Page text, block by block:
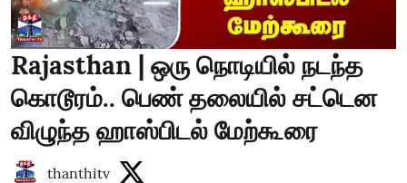
Rajasthan | ஒரு நொடியில் நடந்த
கொடூரம்.. பெண் தலையில் சட்டென
விழுந்த ஹாஸ்பிடல் மேற்கூரை
thanthitv